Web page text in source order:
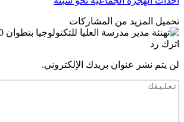
تحميل المزيد من المشاركات
اترك رد
لن يتم نشر عنوان بريدك الإلكتروني.